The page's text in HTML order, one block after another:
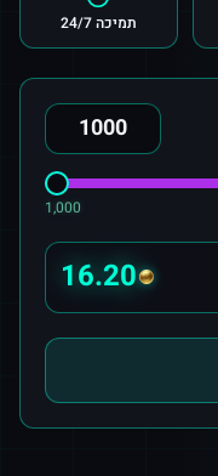
תמיכה 24/7
1,000
16.20